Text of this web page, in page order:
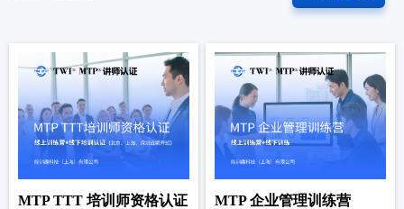
MTP TTT 培训师资格认证 MTP 企业管理训练营